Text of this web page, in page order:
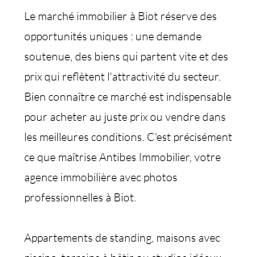
Le marché immobilier à Biot réserve des
opportunités uniques : une demande
soutenue, des biens qui partent vite et des
prix qui reflètent l'attractivité du secteur.
Bien connaître ce marché est indispensable
pour acheter au juste prix ou vendre dans
les meilleures conditions. C'est précisément
ce que maîtrise Antibes Immobilier, votre
agence immobilière avec photos
professionnelles à Biot.
Appartements de standing, maisons avec